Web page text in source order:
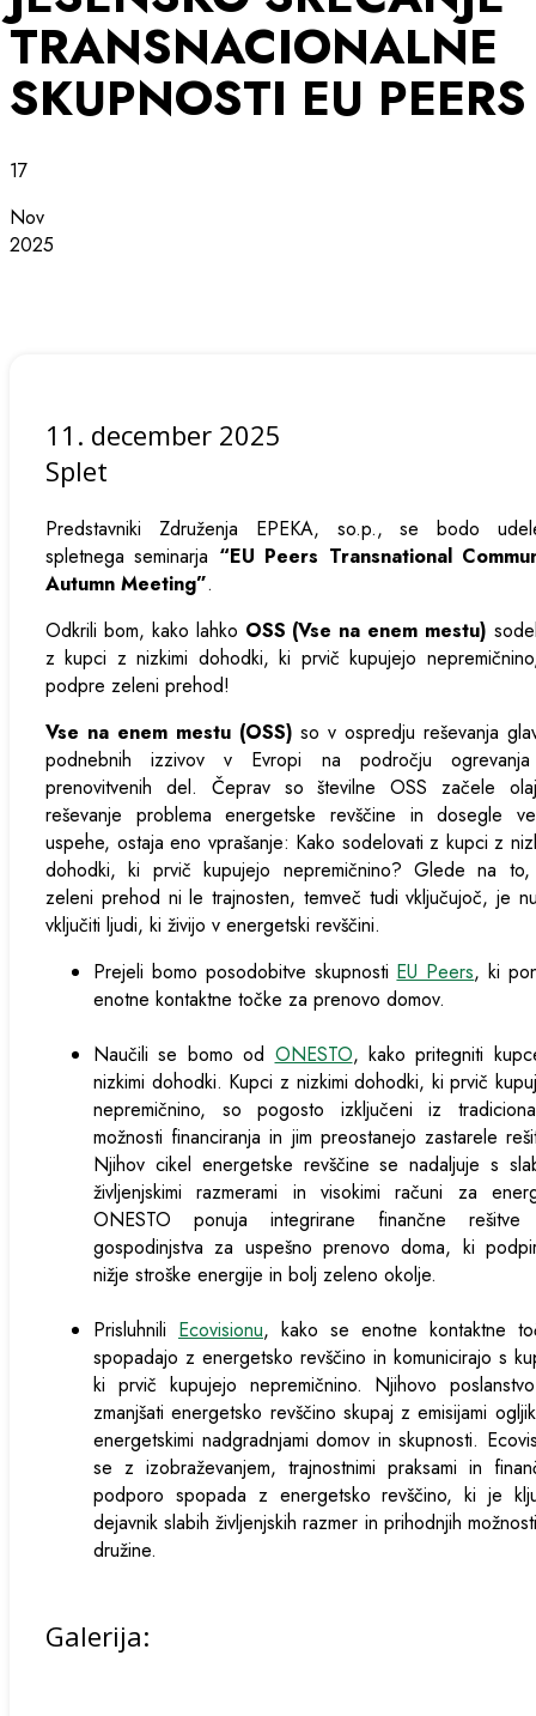
TRANSNACIONALNE
SKUPNOSTI EU PEERS
17
Nov
2025
11. december 2025
Splet
Predstavniki Združenja EPEKA, so.p., se bodo
spletnega seminarja “EU Peers Transnational
Autumn Meeting”.
Odkrili bom, kako lahko OSS (Vse na enem mestu)
z kupci z nizkimi dohodki, ki prvič kupujejo
podpre zeleni prehod!
Vse na enem mestu (OSS) so v ospredju reševanja
podnebnih izzivov v Evropi na področju
prenovitvenih del. Čeprav so številne OSS začele
reševanje problema energetske revščine in dosegle
uspehe, ostaja eno vprašanje: Kako sodelovati z kupci z
dohodki, ki prvič kupujejo nepremičnino? Glede na
zeleni prehod ni le trajnosten, temveč tudi vključujoč, je
vključiti ljudi, ki živijo v energetski revščini.
Prejeli bomo posodobitve skupnosti EU Peers, ki
enotne kontaktne točke za prenovo domov.
Naučili se bomo od ONESTO, kako pritegniti
nizkimi dohodki. Kupci z nizkimi dohodki, ki prvič
nepremičnino, so pogosto izključeni iz
možnosti financiranja in jim preostanejo zastarele
Njihov cikel energetske revščine se nadaljuje s
življenjskimi razmerami in visokimi računi za
ONESTO ponuja integrirane finančne
gospodinjstva za uspešno prenovo doma, ki
nižje stroške energije in bolj zeleno okolje.
Prisluhnili Ecovisionu, kako se enotne kontaktne
spopadajo z energetsko revščino in komunicirajo s
ki prvič kupujejo nepremičnino. Njihovo
zmanjšati energetsko revščino skupaj z emisijami
energetskimi nadgradnjami domov in skupnosti.
se z izobraževanjem, trajnostnimi praksami in
podporo spopada z energetsko revščino, ki je
dejavnik slabih življenjskih razmer in prihodnjih
družine.
Galerija: